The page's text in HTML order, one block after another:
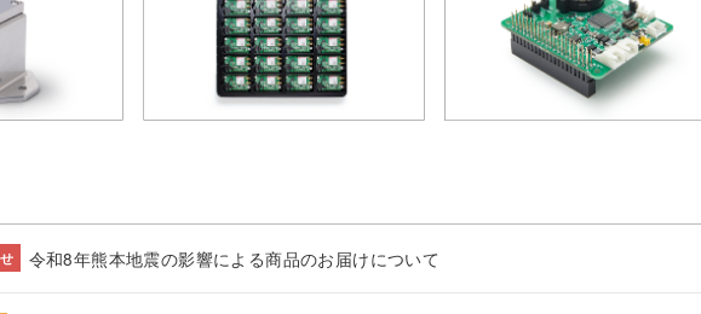
令和8年熊本地震の影響による商品のお届けについて